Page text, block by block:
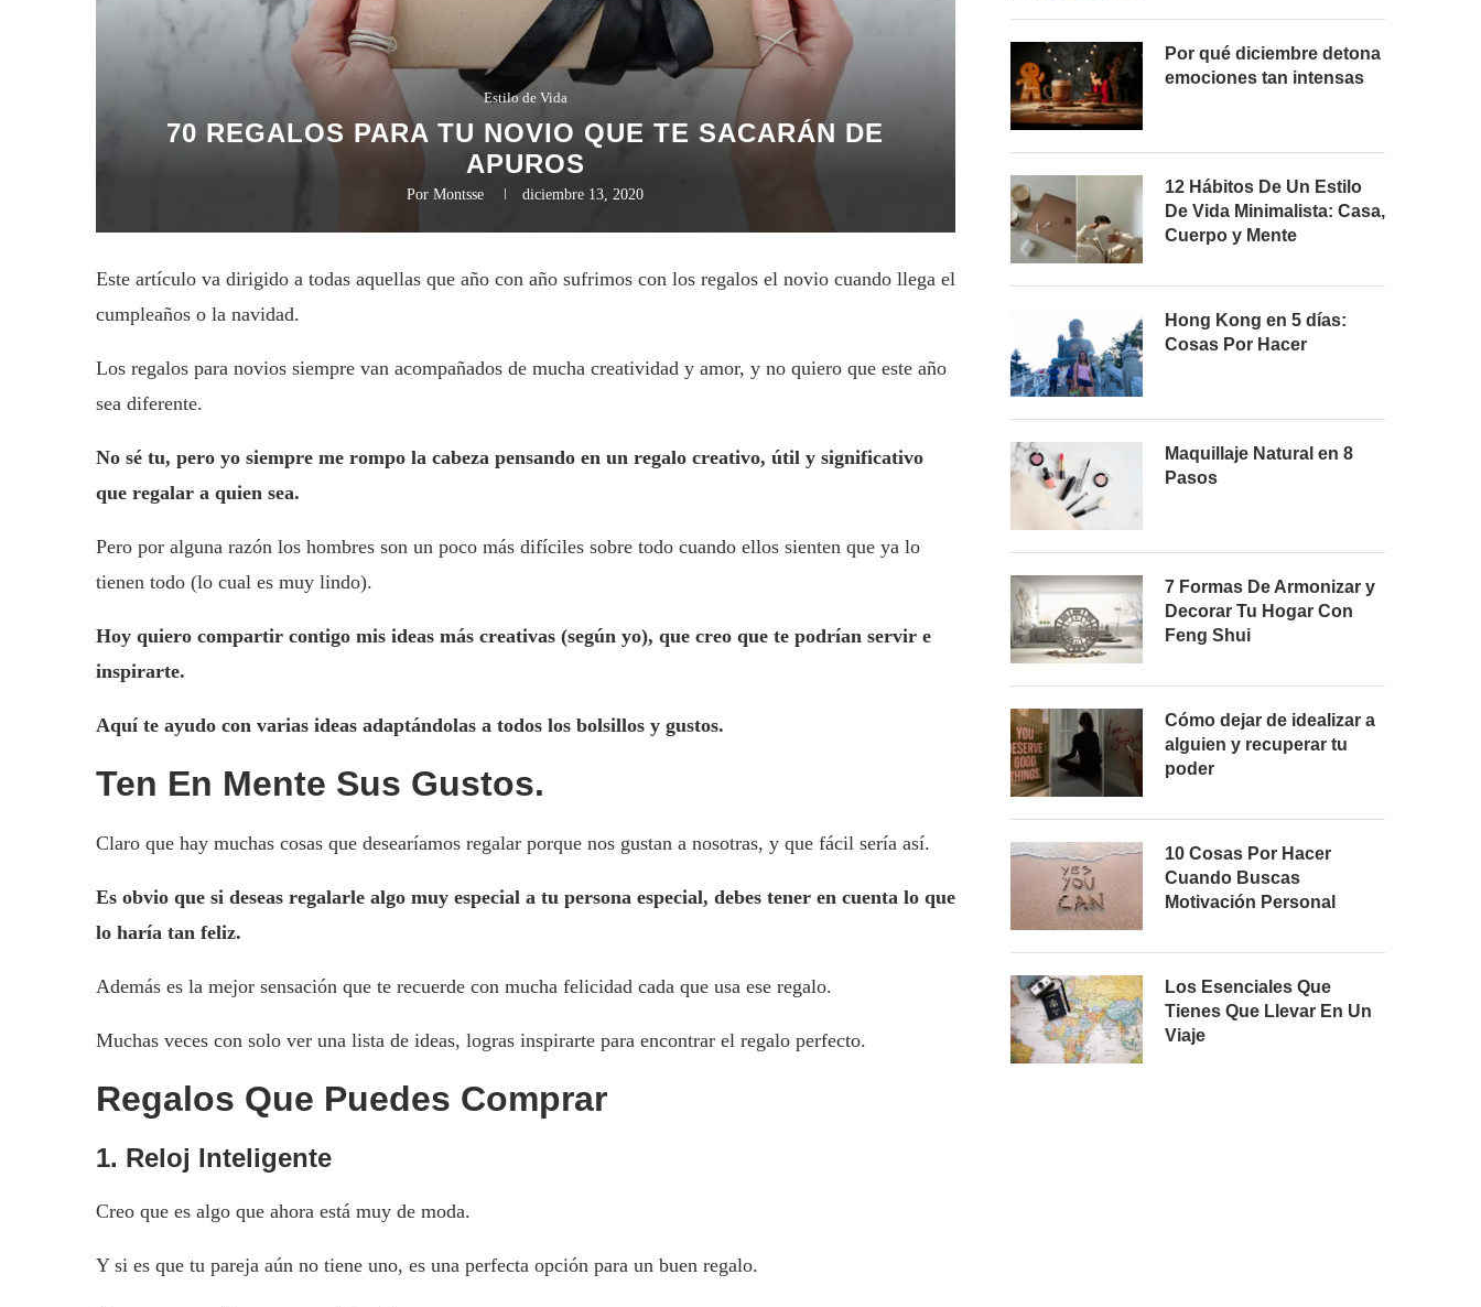
Estilo de Vida
70 REGALOS PARA TU NOVIO QUE TE SACARÁN DE
APUROS
PorMontsse diciembre 13, 2020
Este artículo va dirigido a todas aquellas que año con año sufrimos con los regalos el novio cuando llega el
cumpleaños o la navidad.
Los regalos para novios siempre van acompañados de mucha creatividad y amor, y no quiero que este año
sea diferente.
No sé tu, pero yo siempre me rompo la cabeza pensando en un regalo creativo, útil y significativo
que regalar a quien sea.
Pero por alguna razón los hombres son un poco más difíciles sobre todo cuando ellos sienten que ya lo
tienen todo (lo cual es muy lindo).
Hoy quiero compartir contigo mis ideas más creativas (según yo), que creo que te podrían servir e
inspirarte.
Aquí te ayudo con varias ideas adaptándolas a todos los bolsillos y gustos.
Ten En Mente Sus Gustos.
Claro que hay muchas cosas que desearíamos regalar porque nos gustan a nosotras, y que fácil sería así.
Es obvio que si deseas regalarle algo muy especial a tu persona especial, debes tener en cuenta lo que
lo haría tan feliz.
Además es la mejor sensación que te recuerde con mucha felicidad cada que usa ese regalo.
Muchas veces con solo ver una lista de ideas, logras inspirarte para encontrar el regalo perfecto.
Regalos Que Puedes Comprar
1. Reloj Inteligente
Creo que es algo que ahora está muy de moda.
Y si es que tu pareja aún no tiene uno, es una perfecta opción para un buen regalo.
Por qué diciembre detona
emociones tan intensas
12 Hábitos De Un Estilo
De Vida Minimalista: Casa,
Cuerpo y Mente
Hong Kong en 5 días:
Cosas Por Hacer
Maquillaje Natural en 8
Pasos
7 Formas De Armonizar y
Decorar Tu Hogar Con
Feng Shui
Cómo dejar de idealizar a
alguien y recuperar tu
poder
10 Cosas Por Hacer
Cuando Buscas
Motivación Personal
Los Esenciales Que
Tienes Que Llevar En Un
Viaje